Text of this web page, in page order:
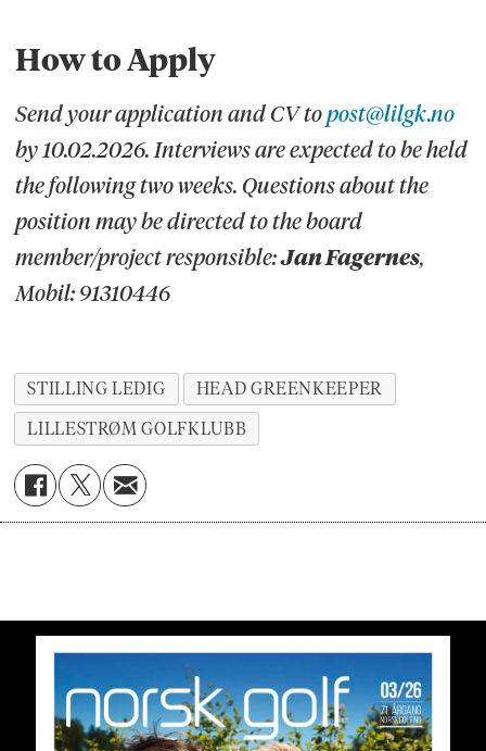
How to Apply
Send your application and CV topost@lilgk.no
by 10.02.2026. Interviews are expected to be held
the following two weeks. Questions about the
position may be directed to the board
member/project responsible:Jan Fagernes,
Mobil: 91310446
STILLING LEDIG
HEAD GREENKEEPER
LILLESTRØM GOLFKLUBB